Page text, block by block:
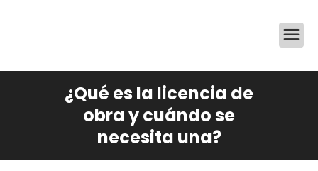
¿Qué es la licencia de
obra y cuándo se
necesita una?